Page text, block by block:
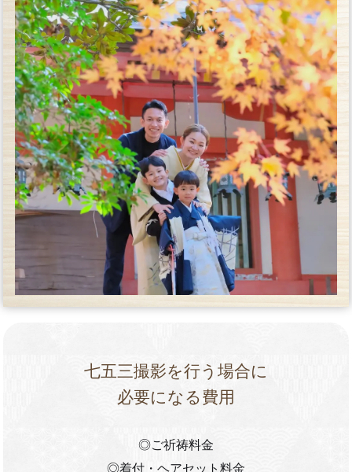
七五三撮影を行う場合に
必要になる費用
◎ご祈祷料金
◎着付・ヘアセット料金